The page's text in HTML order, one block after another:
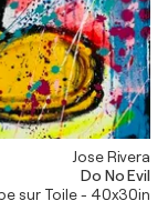
Jose Rivera
Do No Evil
sur Toile - 40x30in